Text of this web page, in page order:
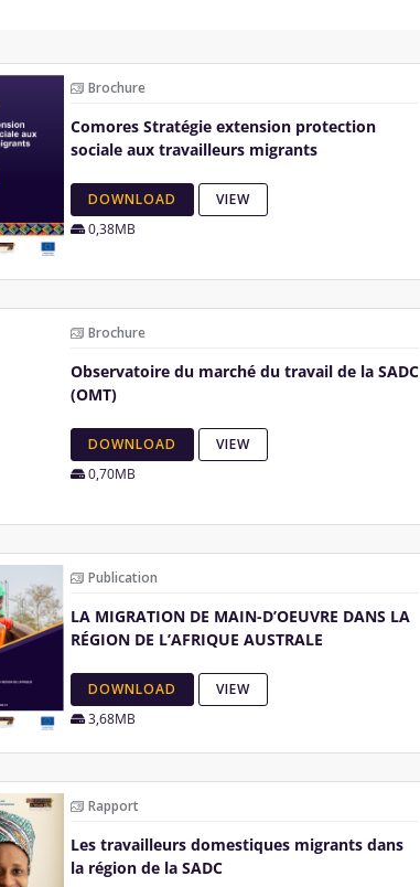
Brochure
Comores Stratégie extension protection
sociale aux travailleurs migrants
DOWNLOAD VIEW
0,38MB
Brochure
Observatoire du marché du travail de la SADC
(OMT)
DOWNLOAD VIEW
0,70MB
Publication
LA MIGRATION DE MAIN-D’OEUVRE DANS LA
RÉGION DE L’AFRIQUE AUSTRALE
DOWNLOAD VIEW
3,68MB
Rapport
Les travailleurs domestiques migrants dans
la région de la SADC